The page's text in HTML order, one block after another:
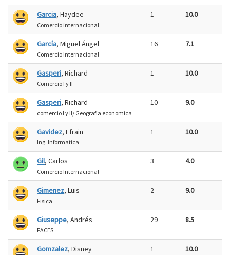
Garcia, Haydee
Comercio internacional
1 10.0
García, Miguel Ángel
Comercio Internacional
16 7.1
Gasperi, Richard
Comercio I y II
1 10.0
Gasperi, Richard
comercio I y II/ Geografia economica
10 9.0
Gavidez, Efrain
Ing. Informatica
1 10.0
Gil, Carlos
Comercio Internacional
3 4.0
Gimenez, Luis
Fisica
2 9.0
Giuseppe, Andrés
FACES
29 8.5
Gomzalez, Disney 1 10.0